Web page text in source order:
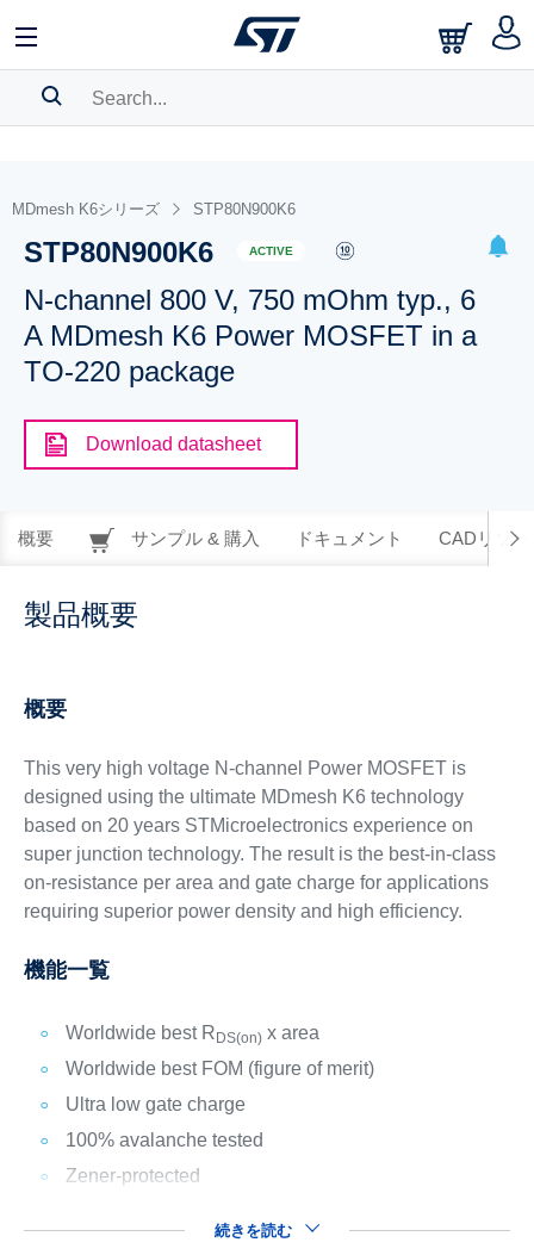
BOOKMARK
Pleaselog into show your saved searches.
MDmesh K6シリーズ STP80N900K6
STP80N900K6 ACTIVE
N-channel 800 V, 750 mOhm typ., 6
A MDmesh K6 Power MOSFET in a
TO-220 package
Download datasheet
概要 サンプル & 購入 ドキュメント CADリソー
製品概要
概要
This very high voltage N-channel Power MOSFET is
designed using the ultimate MDmesh K6 technology
based on 20 years STMicroelectronics experience on
super junction technology. The result is the best-in-class
on-resistance per area and gate charge for applications
requiring superior power density and high efficiency.
機能一覧
Worldwide best R DS(on)x area
Worldwide best FOM (figure of merit)
Ultra low gate charge
100% avalanche tested
Zener-protected
続きを読む